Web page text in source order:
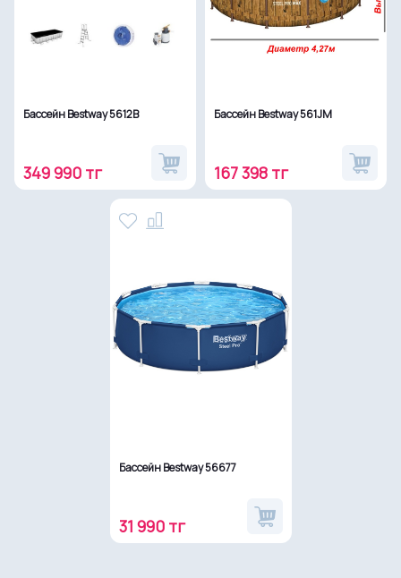
Бассейн Bestway 5612B
349 990 тг
Бассейн Bestway 561JM
167 398 тг
Бассейн Bestway 56677
31 990 тг